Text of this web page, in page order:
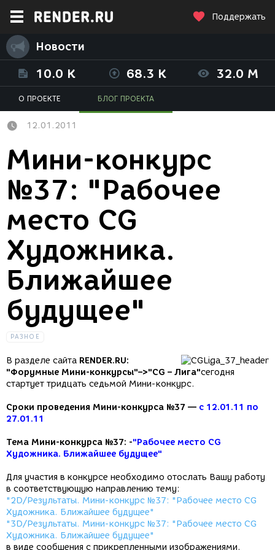
Поддержать
Новости
10.0 K 68.3 K 32.0 M
О ПРОЕКТЕ БЛОГ ПРОЕКТА
12.01.2011
Мини-конкурс
№37: "Рабочее
место CG
Художника.
Ближайшее
будущее"
РАЗНОЕ
В разделе сайта RENDER.RU:
"Форумные Мини-конкурсы"–>"CG – Лига"сегодня
стартует тридцать седьмой Мини-конкурс.
Сроки проведения Мини-конкурса №37 — с 12.01.11 по
27.01.11
Тема Мини-конкурса №37: -"Рабочее место CG
Художника. Ближайшее будущее"
Для участия в конкурсе необходимо отослать Вашу работу
в соответствующую направлению тему:
"2D/Результаты. Мини-конкурс №37: "Рабочее место CG
Художника. Ближайшее будущее"
"3D/Результаты. Мини-конкурс №37: "Рабочее место CG
Художника. Ближайшее будущее"
в виде сообщения с прикрепленными изображениями.